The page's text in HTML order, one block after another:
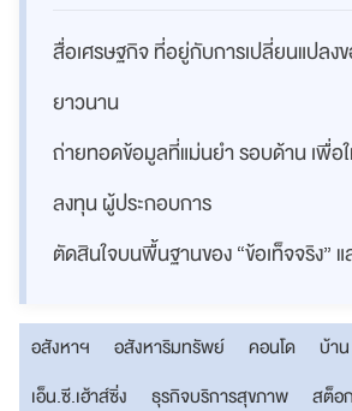
สื่อเศรษฐกิจ ที่อยู่กับการเปลี่ยนแปลง
ยาวนาน
ถ่ายทอดข้อมูลที่แม่นยำ รอบด้าน เพื่อ
ลงทุน ผู้ประกอบการ
ตัดสินใจบนพื้นฐานของ “ข้อเท็จจริง” แ
อสังหาฯ อสังหาริมทรัพย์ คอนโด บ้าน
เอ็น.ซี.เฮ้าส์ซิ่ง
ธุรกิจบริการสุขภาพ สต็อ